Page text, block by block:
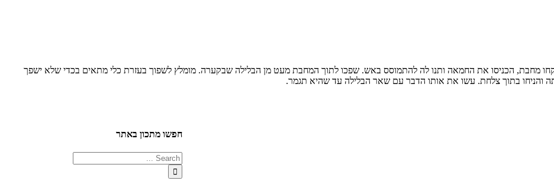
מחבת, הכניסו את החמאה ותנו לה להתמוסס באש. שפכו לתוך המחבת מעט מן הבלילה שבקערה. מומלץ לשפוך בעזרת כלי מתאים בכדי שלא ישפך
והניחו בתוך צלחת. עשו את אותו הדבר עם שאר הבלילה עד שהיא תגמר.
חפשו מתכון באתר